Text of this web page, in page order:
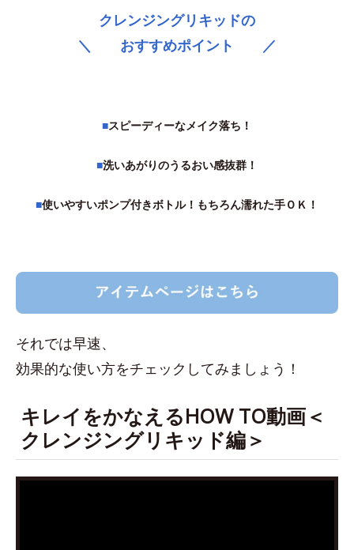
クレンジングリキッドの
＼ おすすめポイント ／
■スピーディーなメイク落ち！
■洗いあがりのうるおい感抜群！
■使いやすいポンプ付きボトル！もちろん濡れた手ＯＫ！
それでは早速、
効果的な使い方をチェックしてみましょう！
キレイをかなえるHOW TO動画＜
クレンジングリキッド編＞